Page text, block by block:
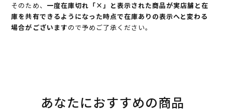
そのため、 一度在庫切れ「×」と表示された商品が実店舗と在
庫を共有できるようになった時点で在庫ありの表示へと変わる
場合がございますので予めご了承ください。
あなたにおすすめの商品